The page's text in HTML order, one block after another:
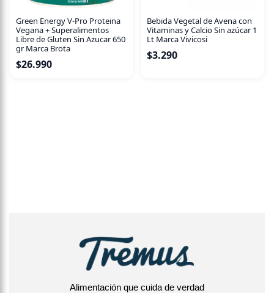
Green Energy V-Pro Proteina
Vegana + Superalimentos
Libre de Gluten Sin Azucar 650
gr Marca Brota
$26.990
Bebida Vegetal de Avena con
Vitaminas y Calcio Sin azúcar 1
Lt Marca Vivicosi
$3.290
Alimentación que cuida de verdad